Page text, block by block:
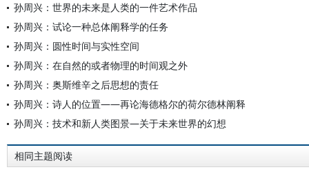
孙周兴：世界的未来是人类的一件艺术作品
孙周兴：试论一种总体阐释学的任务
孙周兴：圆性时间与实性空间
孙周兴：在自然的或者物理的时间观之外
孙周兴：奥斯维辛之后思想的责任
孙周兴：诗人的位置——再论海德格尔的荷尔德林阐释
孙周兴：技术和新人类图景—关于未来世界的幻想
相同主题阅读